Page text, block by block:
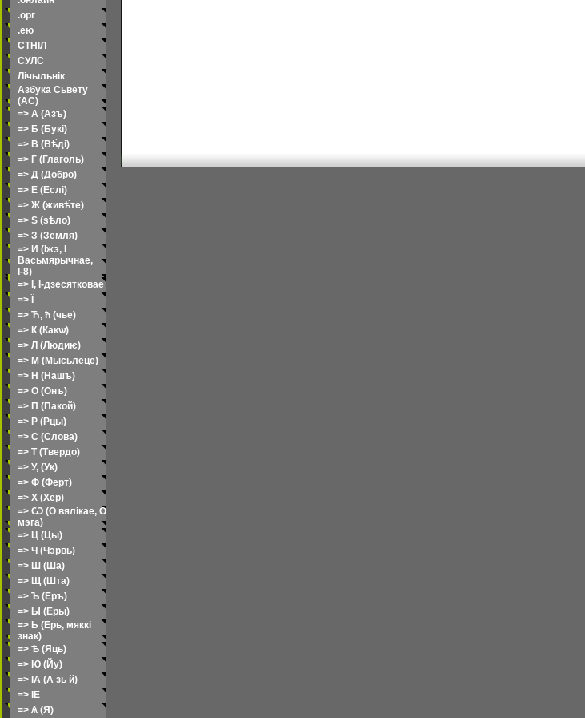
.орг
.ею
СТНІЛ
СУЛС
Лічыльнік
Азбука Сьвету
(АС)
=> А (Азъ)
=> Б (Букі)
=> В (Вѣ́ді)
=> Г (Глаголь)
=> Д (Добро)
=> Е (Еслі)
=> Ж (живѣ́те)
=> Ѕ (ѕѣло)
=> З (Земля)
=> И (Іжэ, І
Васьмярычнае,
І-8)
=> І, І-дзесятковае
=> Ї
=> Ћ, ћ (чье)
=> К (Какѡ)
=> Л (Людиѥ)
=> М (Мысьлеце)
=> Н (Нашъ)
=> О (Онъ)
=> П (Пакой)
=> Р (Рцы)
=> С (Слова)
=> Т (Твердо)
=> У, (Ук)
=> Ф (Ферт)
=> Х (Хер)
=> Ѡ (О вялікае, О
мэга)
=> Ц (Цы)
=> Ч (Чэрвь)
=> Ш (Ша)
=> Щ (Шта)
=> Ъ (Еръ)
=> Ы (Еры)
=> Ь (Ерь, мяккі
знак)
=> Ѣ (Яць)
=> Ю (Йу)
=> ІА (А зь й)
=> ІЕ
=> Ѧ (Я)